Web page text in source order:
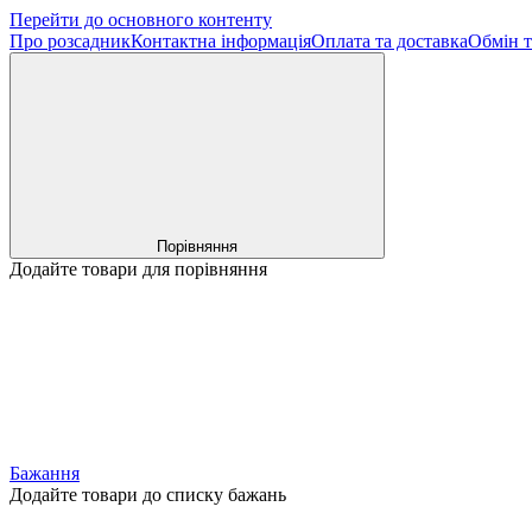
Перейти до основного контенту
Про розсадникКонтактна інформаціяОплата та доставкаОбмін
Порівняння
Додайте товари для порівняння
Бажання
Додайте товари до списку бажань